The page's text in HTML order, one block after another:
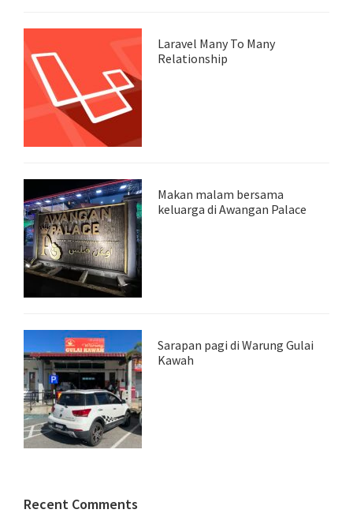
Laravel Many To Many
Relationship
Makan malam bersama
keluarga di Awangan Palace
Sarapan pagi di Warung Gulai
Kawah
Recent Comments